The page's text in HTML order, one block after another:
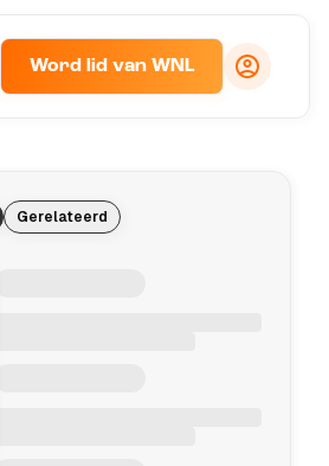
Word lid van WNL
Gerelateerd